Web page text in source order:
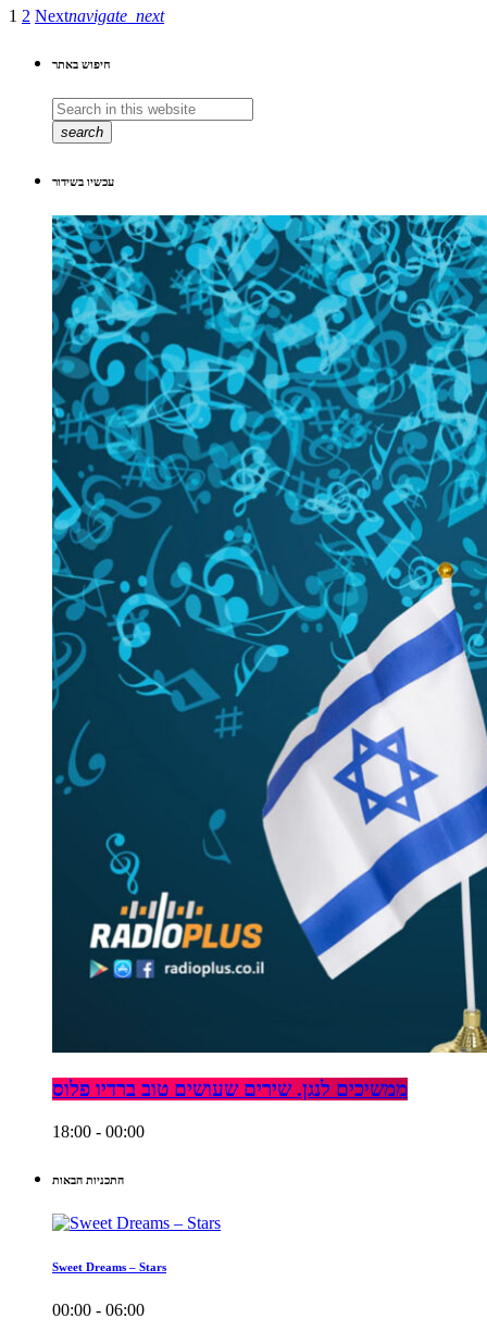
1 2 Nextnavigate_next
חיפוש באתר
search
עכשיו בשידור
ממשיכים לנגן. שירים שעושים טוב ברדיו פלוס
18:00 - 00:00
התכניות הבאות
Sweet Dreams – Stars
00:00 - 06:00